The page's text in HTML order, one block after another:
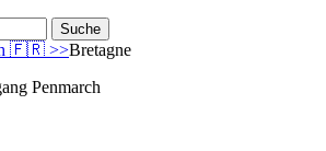
🇫🇷 >>Bretagne